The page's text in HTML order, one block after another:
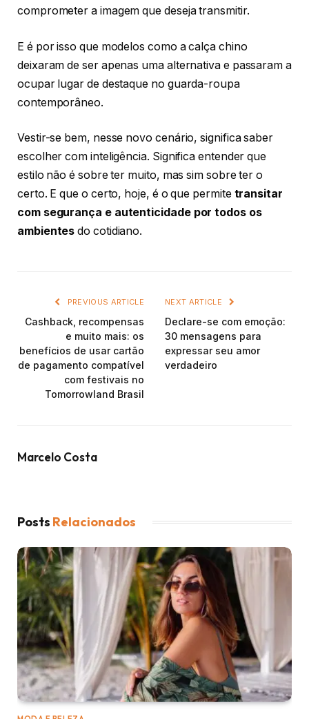
comprometer a imagem que deseja transmitir.
E é por isso que modelos como a calça chino
deixaram de ser apenas uma alternativa e passaram a
ocupar lugar de destaque no guarda-roupa
contemporâneo.
Vestir-se bem, nesse novo cenário, significa saber
escolher com inteligência. Significa entender que
estilo não é sobre ter muito, mas sim sobre ter o
certo. E que o certo, hoje, é o que permite transitar
com segurança e autenticidade por todos os
ambientes do cotidiano.
PREVIOUS ARTICLE
Cashback, recompensas
e muito mais: os
benefícios de usar cartão
de pagamento compatível
com festivais no
Tomorrowland Brasil
NEXT ARTICLE
Declare-se com emoção:
30 mensagens para
expressar seu amor
verdadeiro
Marcelo Costa
Posts Relacionados